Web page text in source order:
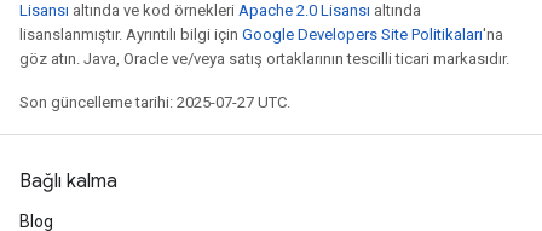
Lisansı altında ve kod örnekleri Apache 2.0 Lisansı altında
lisanslanmıştır. Ayrıntılı bilgi için Google Developers Site Politikaları'na
göz atın. Java, Oracle ve/veya satış ortaklarının tescilli ticari markasıdır.
Son güncelleme tarihi: 2025-07-27 UTC.
Bağlı kalma
Blog